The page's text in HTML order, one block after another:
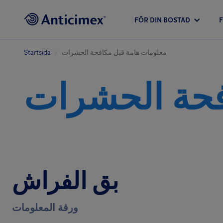
FÖR DIN BOSTAD
Startsida معلومات هامة قبل مكافحة الحشرات
الحشرات
بق الفراش
ورقة المعلومات